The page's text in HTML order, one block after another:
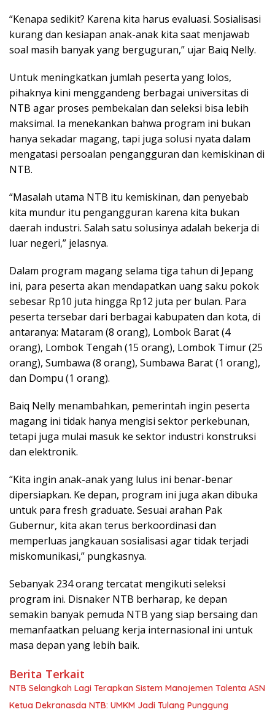
“Kenapa sedikit? Karena kita harus evaluasi. Sosialisasi
kurang dan kesiapan anak-anak kita saat menjawab
soal masih banyak yang berguguran,” ujar Baiq Nelly.
Untuk meningkatkan jumlah peserta yang lolos,
pihaknya kini menggandeng berbagai universitas di
NTB agar proses pembekalan dan seleksi bisa lebih
maksimal. Ia menekankan bahwa program ini bukan
hanya sekadar magang, tapi juga solusi nyata dalam
mengatasi persoalan pengangguran dan kemiskinan di
NTB.
“Masalah utama NTB itu kemiskinan, dan penyebab
kita mundur itu pengangguran karena kita bukan
daerah industri. Salah satu solusinya adalah bekerja di
luar negeri,” jelasnya.
Dalam program magang selama tiga tahun di Jepang
ini, para peserta akan mendapatkan uang saku pokok
sebesar Rp10 juta hingga Rp12 juta per bulan. Para
peserta tersebar dari berbagai kabupaten dan kota, di
antaranya: Mataram (8 orang), Lombok Barat (4
orang), Lombok Tengah (15 orang), Lombok Timur (25
orang), Sumbawa (8 orang), Sumbawa Barat (1 orang),
dan Dompu (1 orang).
Baiq Nelly menambahkan, pemerintah ingin peserta
magang ini tidak hanya mengisi sektor perkebunan,
tetapi juga mulai masuk ke sektor industri konstruksi
dan elektronik.
“Kita ingin anak-anak yang lulus ini benar-benar
dipersiapkan. Ke depan, program ini juga akan dibuka
untuk para fresh graduate. Sesuai arahan Pak
Gubernur, kita akan terus berkoordinasi dan
memperluas jangkauan sosialisasi agar tidak terjadi
miskomunikasi,” pungkasnya.
Sebanyak 234 orang tercatat mengikuti seleksi
program ini. Disnaker NTB berharap, ke depan
semakin banyak pemuda NTB yang siap bersaing dan
memanfaatkan peluang kerja internasional ini untuk
masa depan yang lebih baik.
Berita Terkait
NTB Selangkah Lagi Terapkan Sistem Manajemen Talenta ASN
Ketua Dekranasda NTB: UMKM Jadi Tulang Punggung